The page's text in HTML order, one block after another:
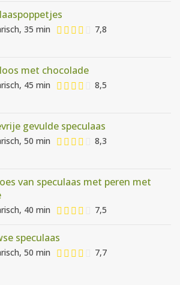
35 min 7,8
met chocolade
45 min 8,5
gevulde speculaas
50 min 8,3
van speculaas met peren met
40 min 7,5
speculaas
50 min 7,7